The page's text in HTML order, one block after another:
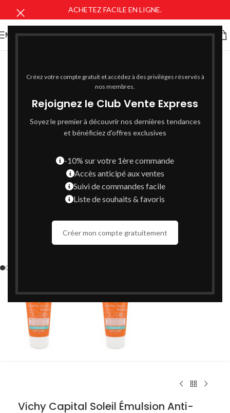
Créez votre compte gratuit et accédez à des privilèges réservés à
nos membres.
Rejoignez le Club Vente Express
Soyez le premier à découvrir nos dernières tendances
et bénéficiez d'offres exclusives
-10% sur votre 1ère commande
Accès anticipé aux ventes
Suivi de commandes facile
Liste de souhaits & favoris
Créer mon compte gratuitement
ACHETEZ FACILE EN LIGNE.
MENU
Vichy Capital Soleil Émulsion Anti-